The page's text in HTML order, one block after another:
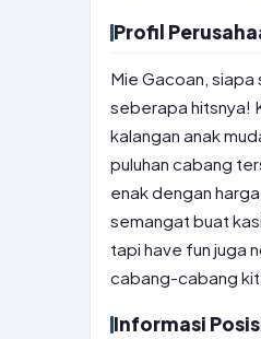
Profil
Mie Gacoan, siapa
seberapa hitsnya!
kalangan anak
puluhan cabang
enak dengan
semangat buat
tapi have fun juga
cabang-cabang
Informasi